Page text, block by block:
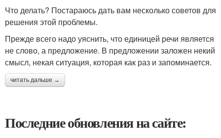
Что делать? Постараюсь дать вам несколько советов для
решения этой проблемы.
Прежде всего надо уяснить, что единицей речи является
не слово, а предложение. В предложении заложен некий
смысл, некая ситуация, которая как раз и запоминается.
читать дальше →
Последние обновления на сайте: